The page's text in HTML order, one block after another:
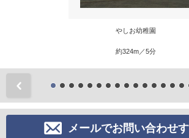
やしお幼稚園
約324m／5分
メールでお問い合わせ